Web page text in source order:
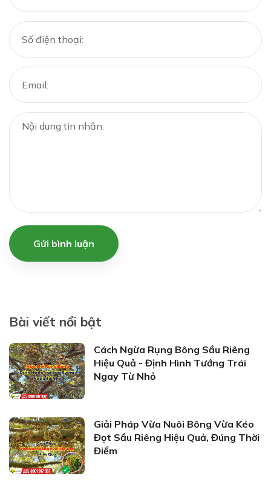
Gửi bình luận
Bài viết nổi bật
Cách Ngừa Rụng Bông Sầu Riêng
Hiệu Quả - Định Hình Tướng Trái
Ngay Từ Nhỏ
Giải Pháp Vừa Nuôi Bông Vừa Kéo
Đọt Sầu Riêng Hiệu Quả, Đúng Thời
Điểm